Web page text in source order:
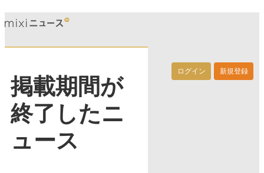
ログイン 新規登録
掲載期間が
終了したニ
ュース